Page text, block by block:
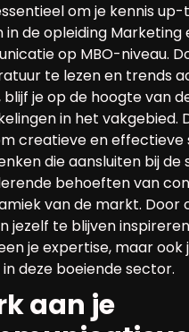
om je kennis
in de opleiding Marketing
op MBO-niveau.
te lezen en trends
blijf je op de hoogte van
in het vakgebied.
creatieve en effectieve
die aansluiten bij de
behoeften van
van de markt. Door
jezelf te blijven
je expertise, maar ook
deze boeiende sector.
aan je